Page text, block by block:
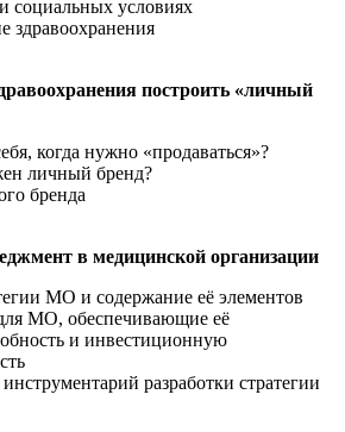
социальных условиях
здравоохранения
построить «личный
когда нужно «продаваться»?
личный бренд?
бренда
в медицинской организации
МО и содержание её элементов
МО, обеспечивающие её
и инвестиционную
разработки стратегии